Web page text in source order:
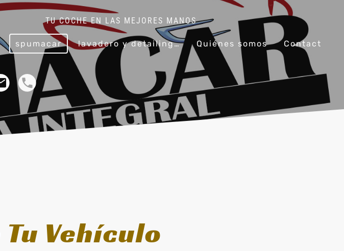
MANOS
spumacar lavadero y detailing de coches Quiénes somos Contact
Vehículo